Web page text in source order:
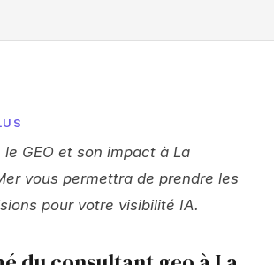
le GEO et son impact à La
vous permettra de prendre les
pour votre visibilité IA.